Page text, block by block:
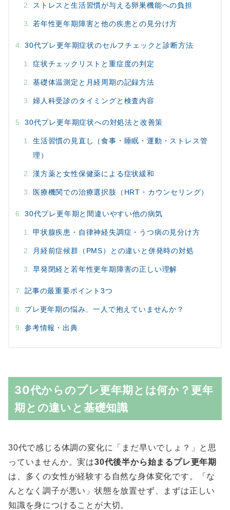
ストレスと生活習慣が与える卵巣機能への負担
若年性更年期障害と他の疾患との見分け方
30代プレ更年期症状のセルフチェックと診断方法
症状チェックリストと重症度の判定
基礎体温測定と月経周期の記録方法
婦人科受診のタイミングと検査内容
30代プレ更年期症状への対処法と改善策
生活習慣の見直し（食事・睡眠・運動・ストレス管
理）
漢方薬と女性保健薬による症状緩和
医療機関での治療選択肢（HRT・カウンセリング）
30代プレ更年期と間違いやすい他の病気
甲状腺疾患・自律神経失調症・うつ病の見分け方
月経前症候群（PMS）との違いと併発時の対処
早発閉経と若年性更年期障害の正しい理解
記事の最重要ポイント3つ
プレ更年期の悩み、一人で抱えていませんか？
参考情報・出典
30代からのプレ更年期とは何か？更年
期との違いと基礎知識
30代で感じる体調の変化に「まだ早いでしょ？」と思
っていませんか。実は30代後半から始まるプレ更年期
は、多くの女性が経験する自然な身体変化です。「な
んとなく調子が悪い」状態を放置せず、まずは正しい
知識を身につけることが大切。